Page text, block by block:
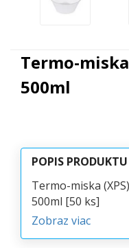
Termo-
500ml
POPIS PRODUKTU
Termo-miska
500ml [50 ks]
Zobraz viac